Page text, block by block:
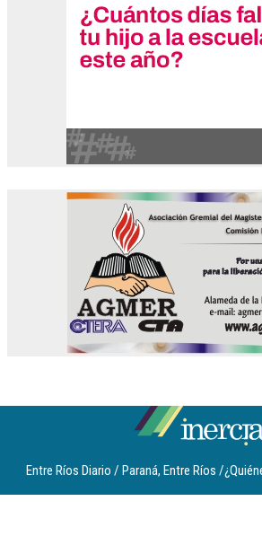
Entre Ríos Diario / Paraná, Entre Ríos /